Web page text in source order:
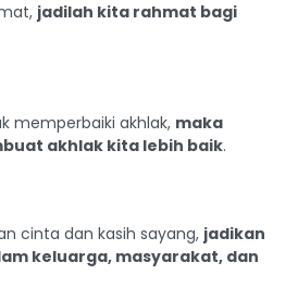
jadilah kita rahmat bagi
memperbaiki akhlak, maka
akhlak kita lebih baik.
cinta dan kasih sayang, jadikan
keluarga, masyarakat, dan